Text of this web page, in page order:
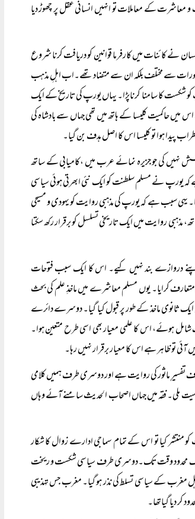
کے معاملات تو انہیں انسانی عقل پر چھوڑ دیا
نے کائنات میں کارفرما قوانین کو دریافت کرنا شروع
سے مختلف بلکہ ان سے متضاد تھے۔اب اہلِ مذہب
کو شکست کا سامنا کرناپڑا۔ یہاں یورپ کی تاریخ کے ایک
میں حاکمیت کلیسا کے ہاتھ میں تھی جہاں سے بادشاہ کی
پیدا ہوا تو کلیسا اس کا اصل ہدف بن گیا۔
کی جو جزیرہ نمائے عرب میں ،کامیابی کے ساتھ
یورپ نے مسلم سلطنت کو ایک نئی ابھرتی ہوئی سیاسی
یہی سبب ہے کہ یورپ کی مذہبی روایت کو یہودی و مسیحی
مذہبی روایت میں ایک تاریخی تسلسل کو برقرار رکھ سکتا
دروازے بند نہیں کیے۔ اس کا ایک سبب فتوحات
کرایا۔ یوں مسلم معاشرے میں ماخذِ علم کی بحث
ثانوی ماخذ کے طور پر قبول کیا گیا۔ دوسرے دائرے
ہوئے، اس کا علمی معیار بھی اسی طرح متعین ہوا۔
تو ظاہر ہے اس کا معیار برقرار نہیں رہا۔
تفسیرِ ماثور کی روایت ہے اور دوسری طرف ہمیں کلامی
ملی۔ فقہ میں جہاں اصحاب الحدیث سامنے آئے وہاں
منتشر کیا تو اس کے تمام سماجی ادارے زوال کا شکار
ایک محدود وقت تک۔دوسری طرف سیاسی شکست و ریخت
مغرب کے سیاسی تسلط کی نذر ہو گیا۔ مغرب جس تہذیبی
کر دیا گیاتھا۔